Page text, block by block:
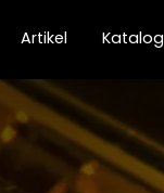
Artikel Katalog